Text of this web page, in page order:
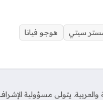
سيتي هوجو فيانا
يتولى مسؤولية